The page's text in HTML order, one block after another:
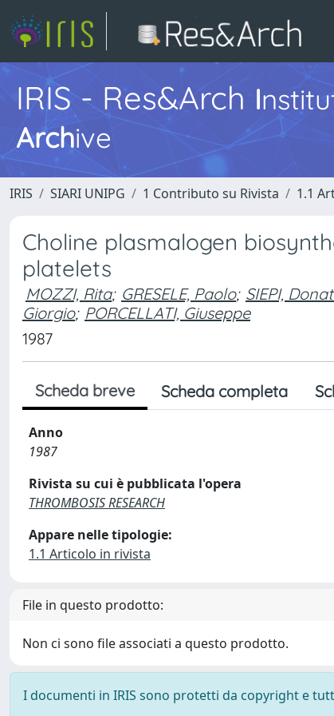
IRIS - Res&Arch I
Archive
IRIS SIARI UNIPG 1 Contributo su Rivista 1.1
Choline plasmalogen
platelets
MOZZI, Rita; GRESELE, Paolo; SIEPI,
Giorgio; PORCELLATI, Giuseppe
1987
Scheda breve Scheda completa
Anno
1987
Rivista su cui è pubblicata l'opera
THROMBOSIS RESEARCH
Appare nelle tipologie:
1.1 Articolo in rivista
File in questo prodotto:
Non ci sono file associati a questo prodotto.
I documenti in IRIS sono protetti da copyright e